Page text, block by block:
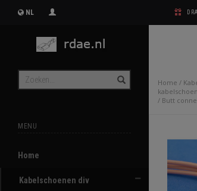
NL
MENU
Home
Kabelschoenen div
Home /
/ Butt